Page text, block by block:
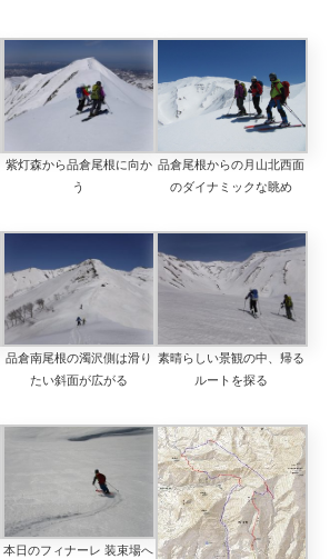
紫灯森から品倉尾根に向か
う
品倉尾根からの月山北西面
のダイナミックな眺め
品倉南尾根の濁沢側は滑り
たい斜面が広がる
素晴らしい景観の中、帰る
ルートを探る
本日のフィナーレ 装束場へ